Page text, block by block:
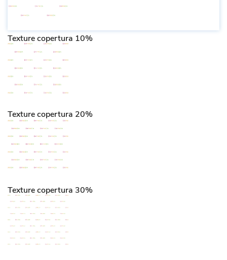
Texture copertura 10%
Texture copertura 20%
Texture copertura 30%